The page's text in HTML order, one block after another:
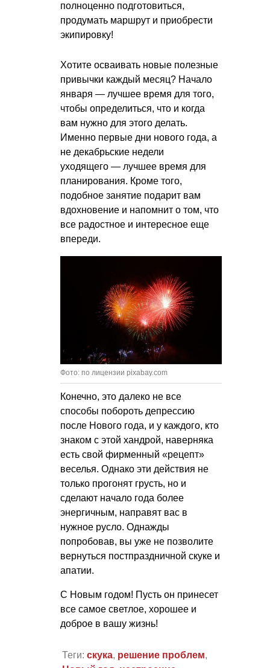
полноценно подготовиться,
продумать маршрут и приобрести
экипировку!
Хотите осваивать новые полезные
привычки каждый месяц? Начало
января — лучшее время для того,
чтобы определиться, что и когда
вам нужно для этого делать.
Именно первые дни нового года, а
не декабрьские недели
уходящего — лучшее время для
планирования. Кроме того,
подобное занятие подарит вам
вдохновение и напомнит о том, что
все радостное и интересное еще
впереди.
Фото: по лицензии pixabay.com
Конечно, это далеко не все
способы побороть депрессию
после Нового года, и у каждого, кто
знаком с этой хандрой, наверняка
есть свой фирменный «рецепт»
веселья. Однако эти действия не
только прогонят грусть, но и
сделают начало года более
энергичным, направят вас в
нужное русло. Однажды
попробовав, вы уже не позволите
вернуться постпраздничной скуке и
апатии.
С Новым годом! Пусть он принесет
все самое светлое, хорошее и
доброе в вашу жизнь!
Теги: скука, решение проблем,